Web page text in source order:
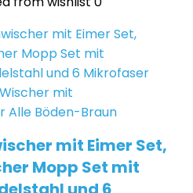
mit Eimer Set,
Mopp Set mit